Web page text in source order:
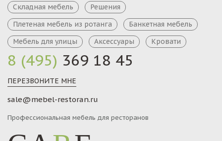
8 (495) 369 18 45
ПЕРЕЗВОНИТЕ МНЕ
sale@mebel-restoran.ru
Профессиональная мебель для ресторанов
Складная мебель
Решения
Плетеная мебель из ротанга
Банкетная мебель
Мебель для улицы
Аксессуары Кровати